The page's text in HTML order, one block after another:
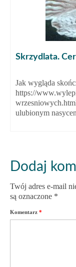
Skrzydlata.
Jak wygląda
https://
ulubionym
Dodaj
Twój adres e-mail
są oznaczone *
Komentarz *